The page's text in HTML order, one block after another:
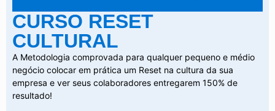
CURSO RESET
CULTURAL
A Metodologia comprovada para qualquer pequeno e médio
negócio colocar em prática um Reset na cultura da sua
empresa e ver seus colaboradores entregarem 150% de
resultado!